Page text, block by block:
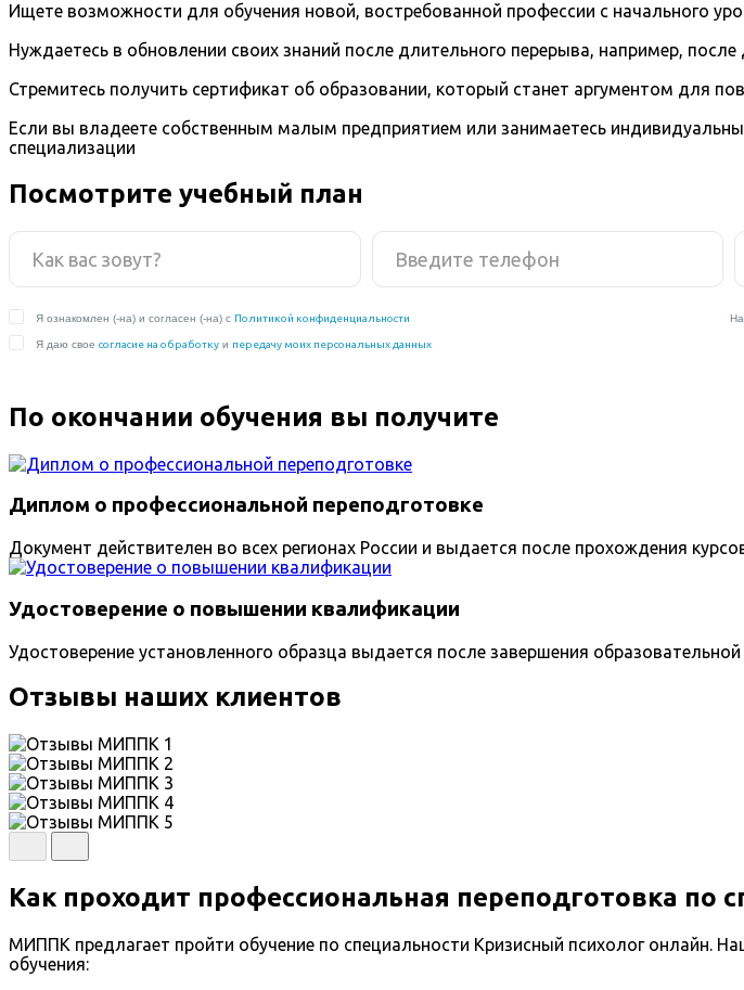
Ищете возможности для обучения новой, востребованной профессии с начального
Нуждаетесь в обновлении своих знаний после длительного перерыва, например,
Стремитесь получить сертификат об образовании, который станет аргументом для
Если вы владеете собственным малым предприятием или занимаетесь
специализации
Посмотрите учебный план
По окончании обучения вы получите
Диплом о профессиональной переподготовке
Документ действителен во всех регионах России и выдается после прохождения
Удостоверение о повышении квалификации
Удостоверение установленного образца выдается после завершения
Отзывы наших клиентов
Как проходит профессиональная переподготовка по
МИППК предлагает пройти обучение по специальности Кризисный психолог онлайн.
обучения: